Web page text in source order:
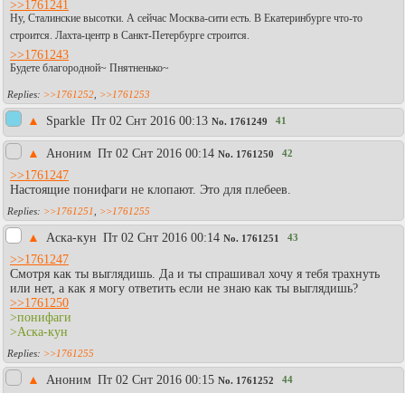
>>1761241
Ну, Сталинские высотки. А сейчас Москва-сити есть. В Екатеринбурге что-то
строится. Лахта-центр в Санкт-Петербурге строится.
>>1761243
Будете благородной~ Пнятненько~
>>1761252 >>1761253
▲ Sparkle Пт 02 Снт 2016 00:13 No. 1761249 41
▲ Аноним Пт 02 Снт 2016 00:14 No. 1761250 42
>>1761247
Настоящие понифаги не клопают. Это для плебеев.
>>1761251 >>1761255
▲ Аска-кун Пт 02 Снт 2016 00:14 No. 1761251 43
>>1761247
Смотря как ты выглядишь. Да и ты спрашивал хочу я тебя трахнуть
или нет, а как я могу ответить если не знаю как ты выглядишь?
>>1761250
>понифаги
>Аска-кун
>>1761255
▲ Аноним Пт 02 Снт 2016 00:15 No. 1761252 44